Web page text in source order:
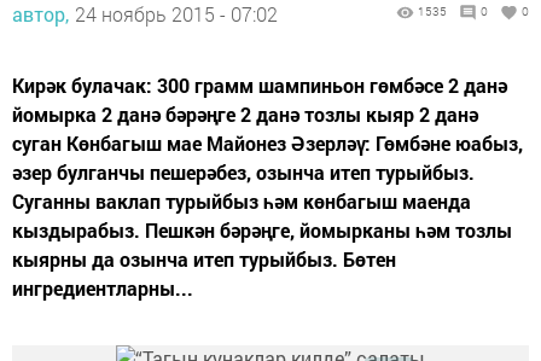
автор, 24 ноябрь 2015 - 07:02 1535 0 0
Кирәк булачак: 300 грамм шампиньон гөмбәсе 2 данә
йомырка 2 данә бәрәңге 2 данә тозлы кыяр 2 данә
суган Көнбагыш мае Майонез Әзерләү: Гөмбәне юабыз,
әзер булганчы пешерәбез, озынча итеп турыйбыз.
Суганны ваклап турыйбыз һәм көнбагыш маенда
кыздырабыз. Пешкән бәрәңге, йомырканы һәм тозлы
кыярны да озынча итеп турыйбыз. Бөтен
ингредиентларны...